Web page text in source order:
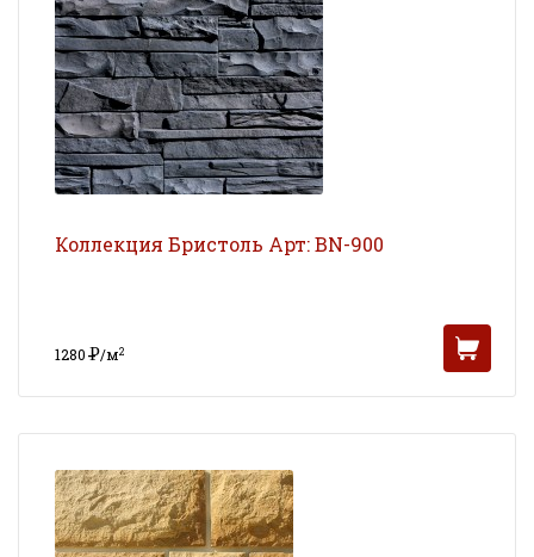
Коллекция Бристоль Арт: BN-900
1280Р/м2